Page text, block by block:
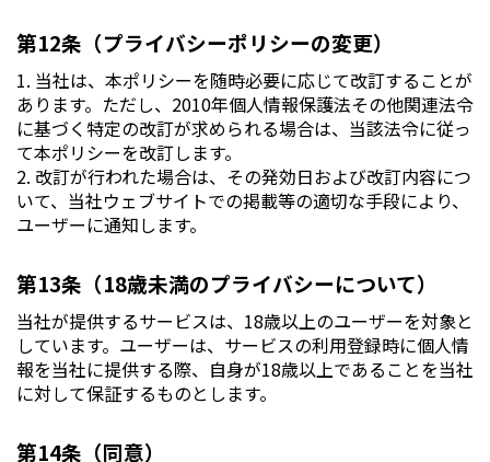
第12条（プライバシーポリシーの変更）
1. 当社は、本ポリシーを随時必要に応じて改訂することが
あります。ただし、2010年個人情報保護法その他関連法令
に基づく特定の改訂が求められる場合は、当該法令に従っ
て本ポリシーを改訂します。
2. 改訂が行われた場合は、その発効日および改訂内容につ
いて、当社ウェブサイトでの掲載等の適切な手段により、
ユーザーに通知します。
第13条（18歳未満のプライバシーについて）
当社が提供するサービスは、18歳以上のユーザーを対象と
しています。ユーザーは、サービスの利用登録時に個人情
報を当社に提供する際、自身が18歳以上であることを当社
に対して保証するものとします。
第14条（同意）